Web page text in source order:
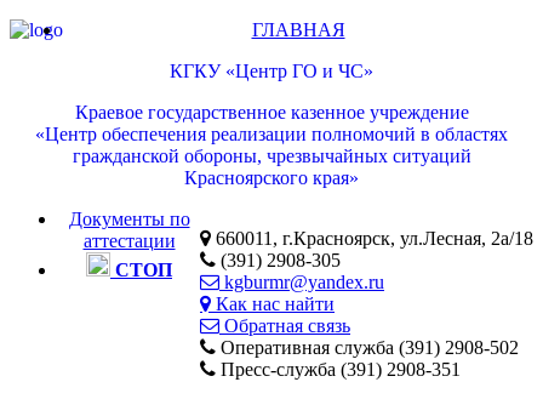
КГКУ «Центр ГО и ЧС»
Краевое государственное казенное учреждение
«Центр обеспечения реализации полномочий в областях
гражданской обороны, чрезвычайных ситуаций
Красноярского края»
660011, г.Красноярск, ул.Лесная, 2а/18
(391) 2908-305
kgburmr@yandex.ru
Как нас найти
Обратная связь
Оперативная служба (391) 2908-502
Пресс-служба (391) 2908-351
ГЛАВНАЯ
Документы по
аттестации
СТОП